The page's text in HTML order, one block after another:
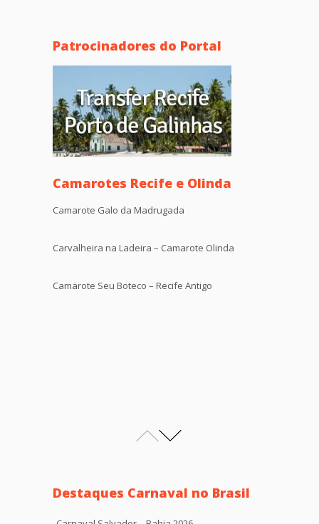
Patrocinadores do Portal
Camarotes Recife e Olinda
Camarote Galo da Madrugada
Carvalheira na Ladeira – Camarote Olinda
Camarote Seu Boteco – Recife Antigo
Destaques Carnaval no Brasil